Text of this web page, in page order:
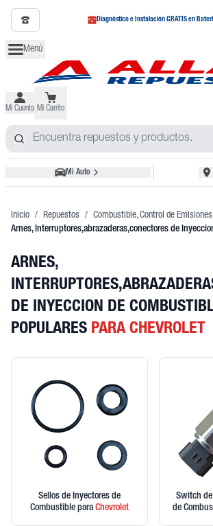
Diagnóstico e Instalación GRATIS en
Menú
Mi Cuenta Mi Carrito
Mi Auto
Inicio / Repuestos / Combustible, Control de
Arnes, Interruptores,abrazaderas,conectores de
ARNES,
DE INYECCION DE
POPULARES PARA CHEVROLET
Sellos de Inyectores de
Combustible paraChevrolet
Switch de
de